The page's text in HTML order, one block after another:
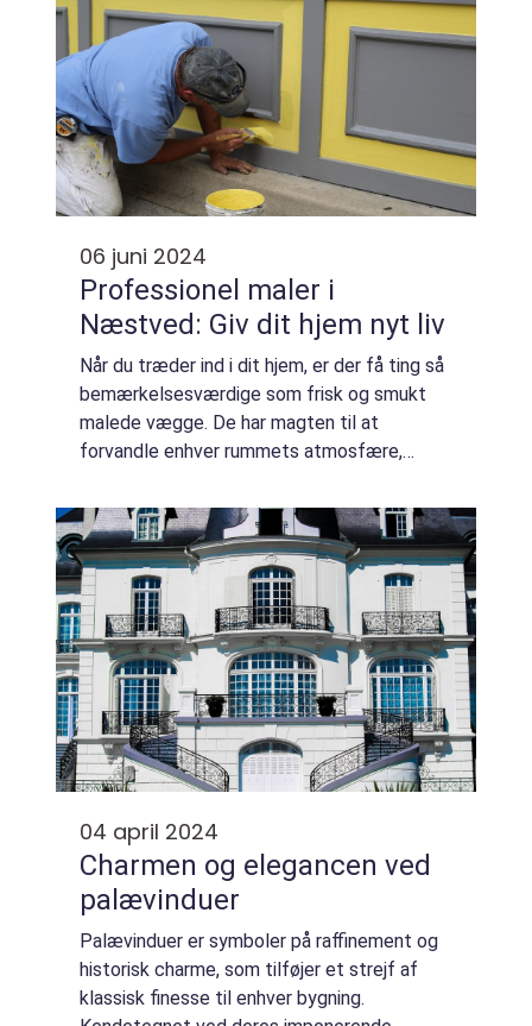
06 juni 2024
Professionel maler i
Næstved: Giv dit hjem nyt liv
Når du træder ind i dit hjem, er der få ting så
bemærkelsesværdige som frisk og smukt
malede vægge. De har magten til at
forvandle enhver rummets atmosfære,
Næstved og omegn er mulighederne for at
finde ...
04 april 2024
Charmen og elegancen ved
palævinduer
Palævinduer er symboler på raffinement og
historisk charme, som tilføjer et strejf af
klassisk finesse til enhver bygning.